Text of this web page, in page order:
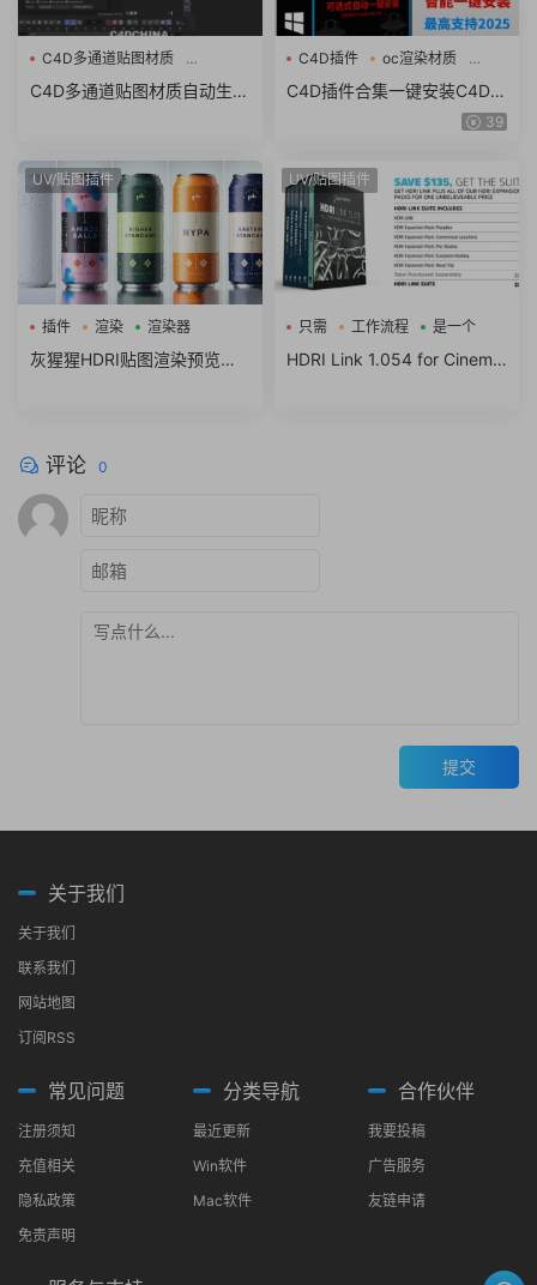
C4D多通道贴图材质
C4D插件
C4D多通道贴图材质自动生成
解版
C4D插件
oc渲染材质
流体
C4D插件合集一键安装C4D粒
子插件流体OC渲染材质素材39
UV/贴图插件
插件 渲染 渲染器
灰猩猩HDRI贴图渲染预览调
UV/贴图插件
只需 工作流程 是一个
HDRI Link 1.054 for Cinema
评论 0
提交
关于我们
关于我们
联系我们
网站地图
订阅RSS
常见问题
注册须知
充值相关
隐私政策
免责声明
分类导航
最近更新
Win软件
Mac软件
合作伙伴
我要投稿
广告服务
友链申请